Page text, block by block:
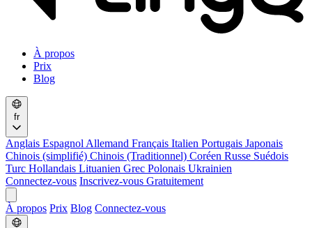
À propos
Prix
Blog
fr
Anglais Espagnol Allemand Français Italien Portugais Japonais
Chinois (simplifié) Chinois (Traditionnel) Coréen Russe Suédois
Turc Hollandais Lituanien Grec Polonais Ukrainien
Connectez-vous Inscrivez-vous Gratuitement
À propos Prix Blog Connectez-vous